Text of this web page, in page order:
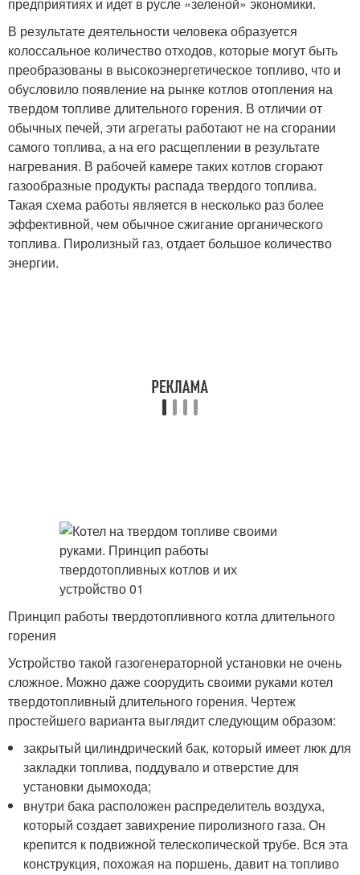
В результате деятельности человека образуется
колоссальное количество отходов, которые могут быть
преобразованы в высокоэнергетическое топливо, что и
обусловило появление на рынке котлов отопления на
твердом топливе длительного горения. В отличии от
обычных печей, эти агрегаты работают не на сгорании
самого топлива, а на его расщеплении в результате
нагревания. В рабочей камере таких котлов сгорают
газообразные продукты распада твердого топлива.
Такая схема работы является в несколько раз более
эффективной, чем обычное сжигание органического
топлива. Пиролизный газ, отдает большое количество
энергии.
Принцип работы твердотопливного котла длительного
горения
Устройство такой газогенераторной установки не очень
сложное. Можно даже соорудить своими руками котел
твердотопливный длительного горения. Чертеж
простейшего варианта выглядит следующим образом:
закрытый цилиндрический бак, который имеет люк для
закладки топлива, поддувало и отверстие для
установки дымохода;
внутри бака расположен распределитель воздуха,
который создает завихрение пиролизного газа. Он
крепится к подвижной телескопической трубе. Вся эта
конструкция, похожая на поршень, давит на топливо